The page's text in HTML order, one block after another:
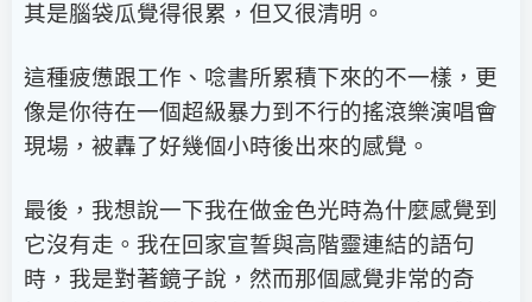
其是腦袋瓜覺得很累，但又很清明。
這種疲憊跟工作、唸書所累積下來的不一樣，更
像是你待在一個超級暴力到不行的搖滾樂演唱會
現場，被轟了好幾個小時後出來的感覺。
最後，我想說一下我在做金色光時為什麼感覺到
它沒有走。我在回家宣誓與高階靈連結的語句
時，我是對著鏡子說，然而那個感覺非常的奇